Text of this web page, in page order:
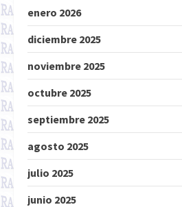
enero 2026
diciembre 2025
noviembre 2025
octubre 2025
septiembre 2025
agosto 2025
julio 2025
junio 2025